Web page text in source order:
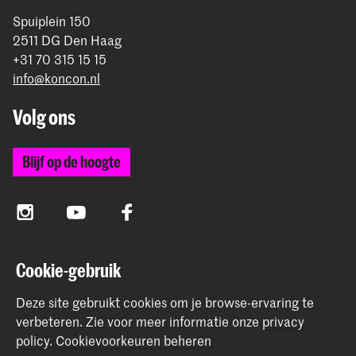
Spuiplein 150
2511 DG Den Haag
+31 70 315 15 15
info@koncon.nl
Volg ons
Blijf op de hoogte
InstagramYouTube Facebook
Het Koninklijk Conservatorium en de Koninklijke
Academie van Beeldende Kunsten vormen samen
Hogeschool der Kunsten Den Haag.
Cookie-gebruik
Deze site gebruikt cookies om je browse-ervaring te
verbeteren. Zie voor meer informatie onze privacy
policy. Cookievoorkeuren beheren